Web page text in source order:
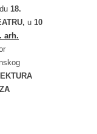
18.
u 10
arh.